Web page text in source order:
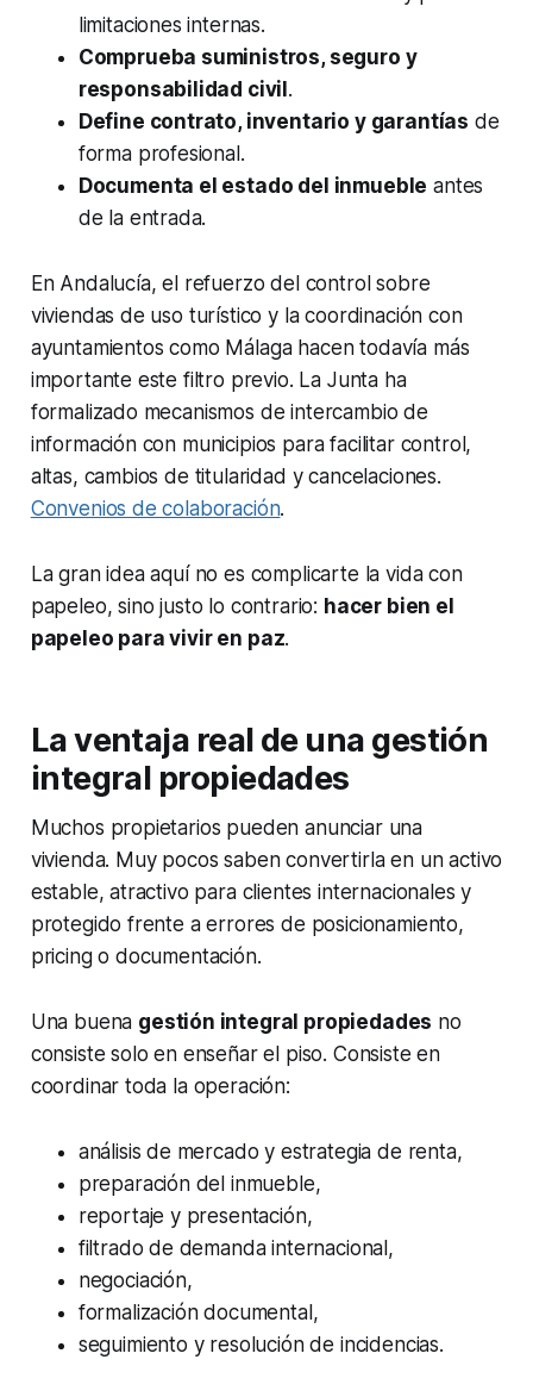
limitaciones internas.
Comprueba suministros, seguro y
responsabilidad civil .
Define contrato, inventario y garantías de
forma profesional.
Documenta el estado del inmueble antes
de la entrada.
En Andalucía, el refuerzo del control sobre
viviendas de uso turístico y la coordinación con
ayuntamientos como Málaga hacen todavía más
importante este filtro previo. La Junta ha
formalizado mecanismos de intercambio de
información con municipios para facilitar control,
altas, cambios de titularidad y cancelaciones.
Convenios de colaboración.
La gran idea aquí no es complicarte la vida con
papeleo, sino justo lo contrario: hacer bien el
papeleo para vivir en paz.
La ventaja real de una gestión
integral propiedades
Muchos propietarios pueden anunciar una
vivienda. Muy pocos saben convertirla en un activo
estable, atractivo para clientes internacionales y
protegido frente a errores de posicionamiento,
pricing o documentación.
Una buena gestión integral propiedades no
consiste solo en enseñar el piso. Consiste en
coordinar toda la operación:
análisis de mercado y estrategia de renta,
preparación del inmueble,
reportaje y presentación,
filtrado de demanda internacional,
negociación,
formalización documental,
seguimiento y resolución de incidencias.